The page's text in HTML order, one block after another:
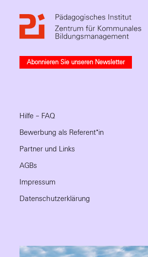
Abonnieren Sie unseren Newsletter
Hilfe – FAQ
Bewerbung als Referent*in
Partner und Links
AGBs
Impressum
Datenschutzerklärung